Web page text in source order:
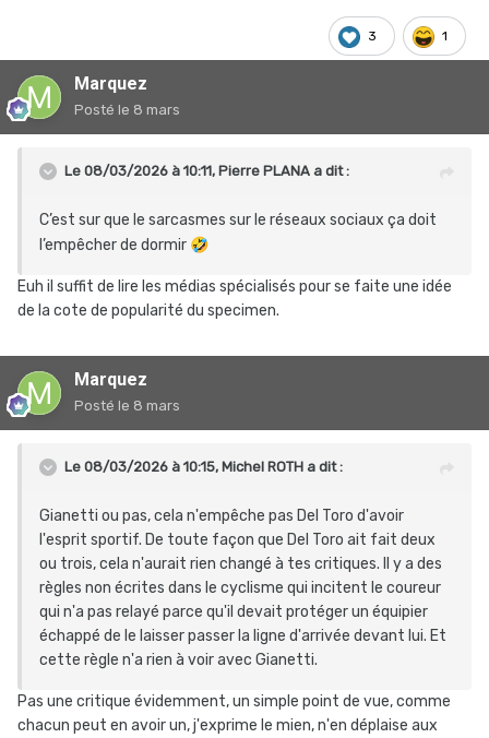
3 1
Marquez
Posté le 8 mars
Le 08/03/2026 à 10:11, Pierre PLANA a dit :
C’est sur que le sarcasmes sur le réseaux sociaux ça doit
l’empêcher de dormir 🤣
Euh il suffit de lire les médias spécialisés pour se faite une idée
de la cote de popularité du specimen.
Marquez
Posté le 8 mars
Le 08/03/2026 à 10:15, Michel ROTH a dit :
Gianetti ou pas, cela n'empêche pas Del Toro d'avoir
l'esprit sportif. De toute façon que Del Toro ait fait deux
ou trois, cela n'aurait rien changé à tes critiques. Il y a des
règles non écrites dans le cyclisme qui incitent le coureur
qui n'a pas relayé parce qu'il devait protéger un équipier
échappé de le laisser passer la ligne d'arrivée devant lui. Et
cette règle n'a rien à voir avec Gianetti.
Pas une critique évidemment, un simple point de vue, comme
chacun peut en avoir un, j'exprime le mien, n'en déplaise aux